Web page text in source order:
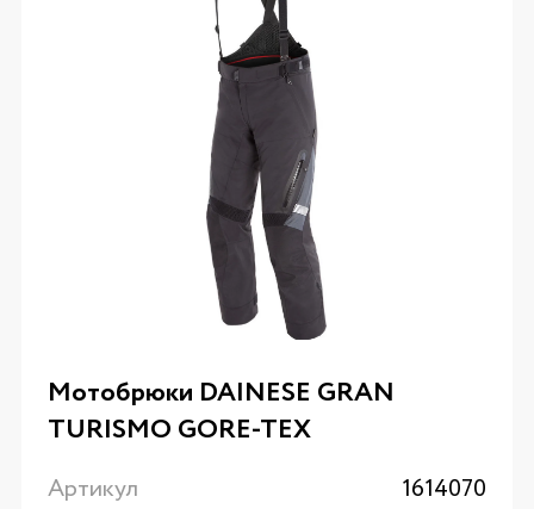
Мотобрюки DAINESE GRAN
TURISMO GORE-TEX
Артикул 1614070